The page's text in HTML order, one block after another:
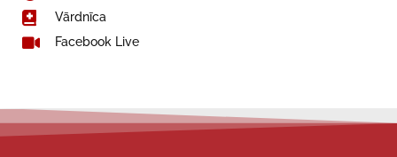
Vārdnīca
Facebook Live